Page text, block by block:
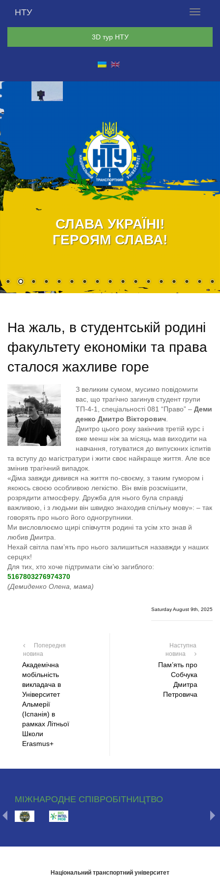
Меню
НТУ
3D тур НТУ
СЛАВА УКРАЇНІ!
ГЕРОЯМ СЛАВА!
На жаль, в студентській родині
факультету економіки та права
сталося жахливе горе
З великим сумом, мусимо повідомити
вас, що трагічно загинув студент групи
ТП-4-1, спеціальності 081 “Право” –Деми
денко Дмитро Вікторович
Дмитро цього року закінчив третій курс і
вже менш ніж за місяць мав виходити на
навчання, готуватися до випускних іспитів
та вступу до магістратури і жити своє найкраще життя. Але все
змінив трагічний випадок.
«Діма завжди дивився на життя по-своєму, з таким гумором і
якоюсь своєю особливою легкістю. Він вмів розсмішити,
розрядити атмосферу. Дружба для нього була справді
важливою, і з людьми він швидко знаходив спільну мову»: – так
говорять про нього його одногрупники.
Ми висловлюємо щирі співчуття родині та усім хто знав й
любив Дмитра.
Нехай світла пам’ять про нього залишиться назавжди у наших
серцях!
Для тих, хто хоче підтримати сім’ю загиблого:
5167803276974370
(Демиденко Олена, мама)
Saturday August 9th, 2025
Попередня
новина
Академічна
мобільність
викладача в
Університет
Альмерії
(Іспанія) в
рамках Літньої
Школи
Erasmus+
Наступна
новина
Пам’ять про
Собчука
Дмитра
Петровича
МІЖНАРОДНЕ СПІВРОБІТНИЦТВО
Національний транспортний університет